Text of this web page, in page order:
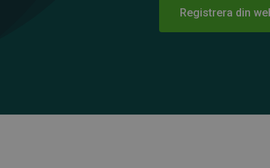
Registrera din